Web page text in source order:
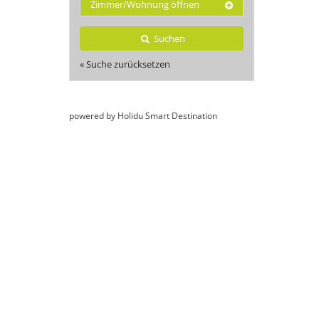
Zimmer/Wohnung öffnen
Suchen
« Suche zurücksetzen
powered by Holidu Smart Destination